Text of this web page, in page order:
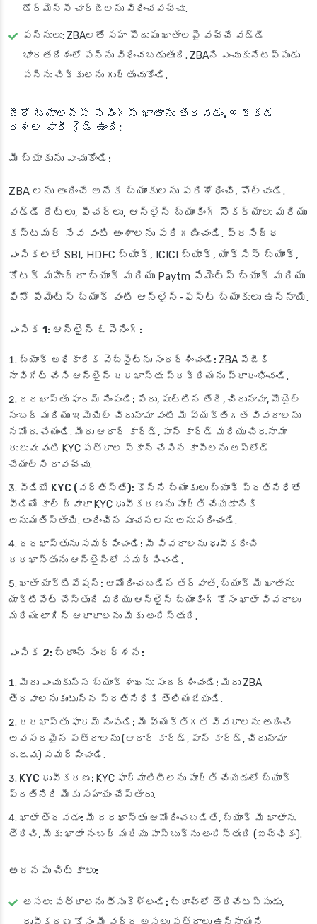
డోర్మెన్సీ ఛార్జీలను విధించవచ్చు.
పన్నులు: ZBAలతో సహా పొదుపు ఖాతాలపై వచ్చే వడ్డీ
భారతదేశంలో పన్ను విధించబడుతుంది. ZBAని ఎంచుకునేటప్పుడు
పన్ను చిక్కులను గుర్తుంచుకోండి.
జీరో బ్యాలెన్స్ సేవింగ్స్ ఖాతాను తెరవడం. ఇక్కడ
దశల వారీ గైడ్ ఉంది:
మీ బ్యాంకును ఎంచుకోండి:
ZBA లను అందించే అనేక బ్యాంకులను పరిశోధించి, పోల్చండి.
వడ్డీ రేట్లు, ఫీచర్లు, ఆన్‌లైన్ బ్యాంకింగ్ సౌకర్యాలు మరియు
కస్టమర్ సేవ వంటి అంశాలను పరిగణించండి. ప్రసిద్ధ
ఎంపికలలో SBI, HDFC బ్యాంక్, ICICI బ్యాంక్, యాక్సిస్ బ్యాంక్,
కోటక్ మహీంద్రా బ్యాంక్ మరియు Paytm పేమెంట్స్ బ్యాంక్ మరియు
ఫినో పేమెంట్స్ బ్యాంక్ వంటి ఆన్‌లైన్-ఫస్ట్ బ్యాంకులు ఉన్నాయి.
ఎంపిక 1: ఆన్‌లైన్ ఓపెనింగ్:
బ్యాంక్ అధికారిక వెబ్‌సైట్‌ను సందర్శించండి: ZBA పేజీకి
నావిగేట్ చేసి ఆన్‌లైన్ దరఖాస్తు ప్రక్రియను ప్రారంభించండి.
దరఖాస్తు ఫారమ్ నింపండి: పేరు, పుట్టిన తేదీ, చిరునామా, మొబైల్
నంబర్ మరియు ఇమెయిల్ చిరునామా వంటి మీ వ్యక్తిగత వివరాలను
నమోదు చేయండి. మీరు ఆధార్ కార్డ్, పాన్ కార్డ్ మరియు చిరునామా
రుజువు వంటి KYC పత్రాల స్కాన్ చేసిన కాపీలను అప్‌లోడ్
చేయాల్సి రావచ్చు.
వీడియో KYC (వర్తిస్తే): కొన్ని బ్యాంకులు బ్యాంక్ ప్రతినిధితో
వీడియో కాల్ ద్వారా KYC ధృవీకరణను పూర్తి చేయడానికి
అనుమతిస్తాయి. అందించిన సూచనలను అనుసరించండి.
దరఖాస్తును సమర్పించండి: మీ వివరాలను ధృవీకరించి
దరఖాస్తును ఆన్‌లైన్‌లో సమర్పించండి.
ఖాతా యాక్టివేషన్: ఆమోదించబడిన తర్వాత, బ్యాంక్ మీ ఖాతాను
యాక్టివేట్ చేస్తుంది మరియు ఆన్‌లైన్ బ్యాంకింగ్ కోసం ఖాతా వివరాలు
మరియు లాగిన్ ఆధారాలను మీకు అందిస్తుంది.
ఎంపిక 2: బ్రాంచ్ సందర్శన:
మీరు ఎంచుకున్న బ్యాంక్ శాఖను సందర్శించండి: మీరు ZBA
తెరవాలనుకుంటున్న ప్రతినిధికి తెలియజేయండి.
దరఖాస్తు ఫారమ్ నింపండి: మీ వ్యక్తిగత వివరాలను అందించి
అవసరమైన పత్రాలను (ఆధార్ కార్డ్, పాన్ కార్డ్, చిరునామా
రుజువు) సమర్పించండి.
KYC ధృవీకరణ: KYC ఫార్మాలిటీలను పూర్తి చేయడంలో బ్యాంక్
ప్రతినిధి మీకు సహాయం చేస్తారు.
ఖాతా తెరవడం: మీ దరఖాస్తు ఆమోదించబడితే, బ్యాంక్ మీ ఖాతాను
తెరిచి, మీకు ఖాతా నంబర్ మరియు పాస్‌బుక్‌ను అందిస్తుంది (ఐచ్ఛికం).
అదనపు చిట్కాలు:
అసలు పత్రాలను తీసుకెళ్లండి: బ్రాంచ్‌లో తెరిచేటప్పుడు,